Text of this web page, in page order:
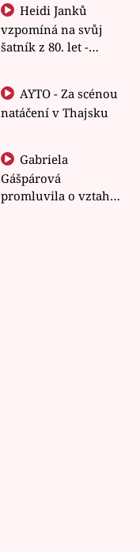
Heidi Janků
vzpomíná na svůj
šatník z 80. let -
natáčení v Thajsku
Gabriela
Gášpárová
promluvila o vztahu